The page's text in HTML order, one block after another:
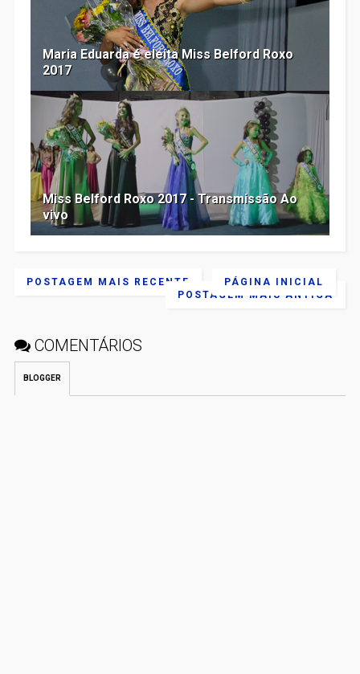
Maria Eduarda é eleita Miss Belford Roxo
2017
Miss Belford Roxo 2017 - Transmissão Ao
vivo
POSTAGEM MAIS RECENTE
POSTAGEM MAIS ANTIGA
PÁGINA INICIAL
COMENTÁRIOS
BLOGGER